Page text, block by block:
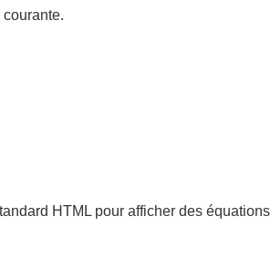
HTML pour afficher des équations